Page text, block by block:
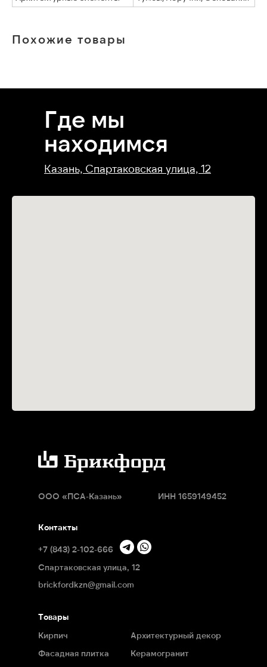
Похожие товары
Где мы
находимся
Казань, Спартаковская улица, 12
ИНН 1659149452
Фасадная плитка
Кирпич
Архитектурный декор
Керамогранит
Товары
Контакты
+7 (843) 2-102-666
ООО «ПСА-Казань»
brickfordkzn@gmail.com
Спартаковская улица, 12